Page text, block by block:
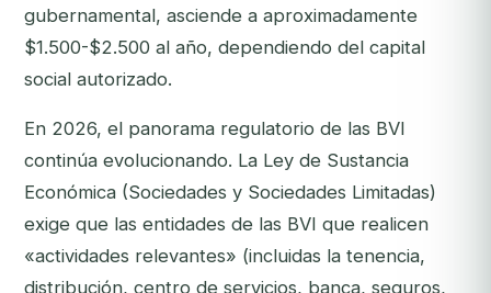
gubernamental, asciende a aproximadamente
$1.500-$2.500 al año, dependiendo del capital
social autorizado.
En 2026, el panorama regulatorio de las BVI
continúa evolucionando. La Ley de Sustancia
Económica (Sociedades y Sociedades Limitadas)
exige que las entidades de las BVI que realicen
«actividades relevantes» (incluidas la tenencia,
distribución, centro de servicios, banca, seguros,